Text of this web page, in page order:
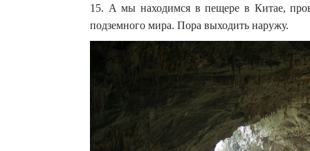
15. А мы находимся в пещере в Китае,
подземного мира. Пора выходить наружу.